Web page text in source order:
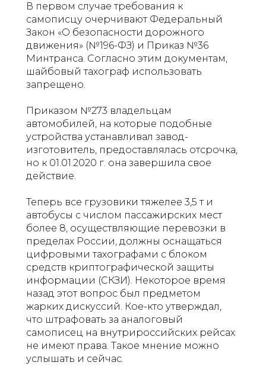
В первом случае требования к
самописцу очерчивают Федеральный
Закон «О безопасности дорожного
движения» (№196-ФЗ) и Приказ №36
Минтранса. Согласно этим документам,
шайбовый тахограф использовать
запрещено.
Приказом №273 владельцам
автомобилей, на которые подобные
устройства устанавливал завод-
изготовитель, предоставлялась отсрочка,
но к 01.01.2020 г. она завершила свое
действие.
Теперь все грузовики тяжелее 3,5 т и
автобусы с числом пассажирских мест
более 8, осуществляющие перевозки в
пределах России, должны оснащаться
цифровыми тахографами с блоком
средств криптографической защиты
информации (СКЗИ). Некоторое время
назад этот вопрос был предметом
жарких дискуссий. Кое-кто утверждал,
что штрафовать за аналоговый
самописец на внутрироссийских рейсах
не имеют права. Такое мнение можно
услышать и сейчас.